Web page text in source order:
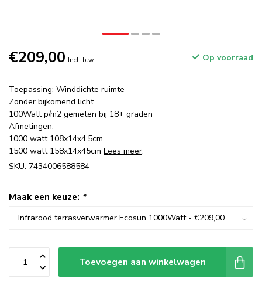
€209,00 Incl. btw Op voorraad
Toepassing: Winddichte ruimte
Zonder bijkomend licht
100Watt p/m2 gemeten bij 18+ graden
Afmetingen:
1000 watt 108x14x4,5cm
1500 watt 158x14x45cm Lees meer.
SKU: 7434006588584
Maak een keuze: *
Toevoegen aan winkelwagen